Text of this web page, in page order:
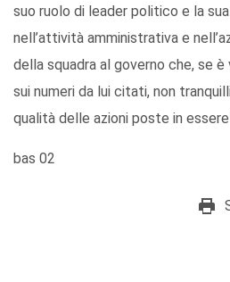
suo ruolo di leader politico e la
nell’attività amministrativa e
della squadra al governo che, se
sui numeri da lui citati, non
qualità delle azioni poste in
bas 02